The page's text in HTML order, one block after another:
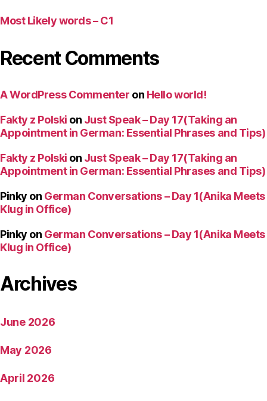
Most Likely words – C1
Recent Comments
A WordPress Commenter on Hello world!
Fakty z Polski on Just Speak – Day 17(Taking an
Appointment in German: Essential Phrases and Tips)
Fakty z Polski on Just Speak – Day 17(Taking an
Appointment in German: Essential Phrases and Tips)
Pinky on German Conversations – Day 1(Anika Meets
Klug in Office)
Pinky on German Conversations – Day 1(Anika Meets
Klug in Office)
Archives
June 2026
May 2026
April 2026